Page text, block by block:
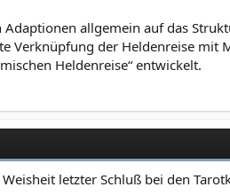
allgemein auf das
Verknüpfung der Heldenreise mit
Heldenreise“ entwickelt.
letzter Schluß bei den